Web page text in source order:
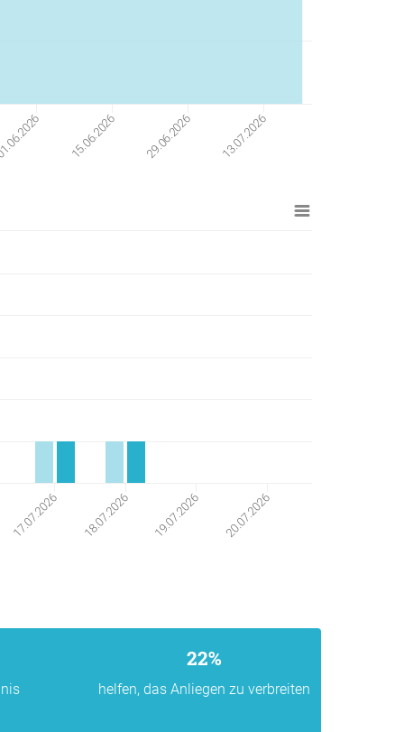
15.06.2026 29.06.2026 13.07.2026
17.07.2026 18.07.2026 19.07.2026 20.07.2026
22%
helfen, das Anliegen zu verbreiten